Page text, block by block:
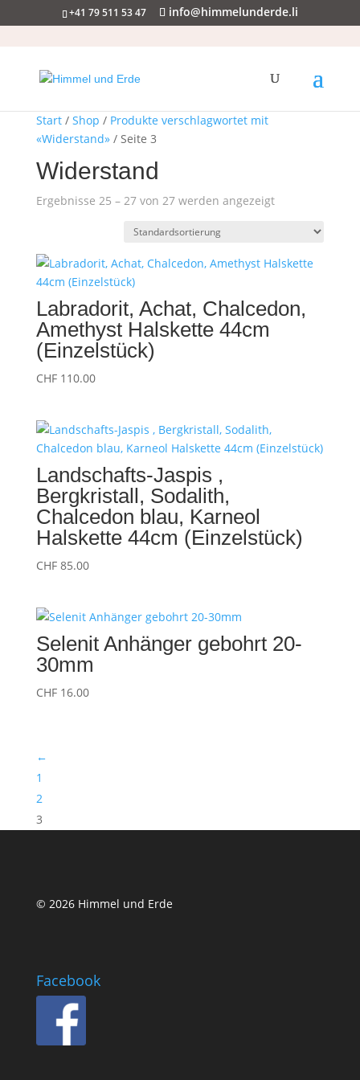
+41 79 511 53 47 info@himmelunderde.li
Start/ Shop / Produkte verschlagwortet mit
«Widerstand»/ Seite 3
Widerstand
Ergebnisse 25 – 27 von 27 werden angezeigt
Labradorit, Achat, Chalcedon,
Amethyst Halskette 44cm
(Einzelstück)
CHF110.00
Landschafts-Jaspis ,
Bergkristall, Sodalith,
Chalcedon blau, Karneol
Halskette 44cm (Einzelstück)
CHF85.00
Selenit Anhänger gebohrt 20-
30mm
CHF16.00
←
1
2
3
© 2026 Himmel und Erde
Facebook